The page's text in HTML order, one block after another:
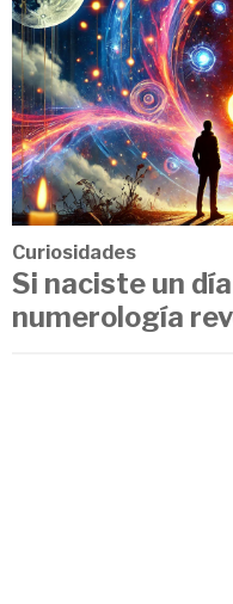
Curiosidades
Si naciste un
numerología